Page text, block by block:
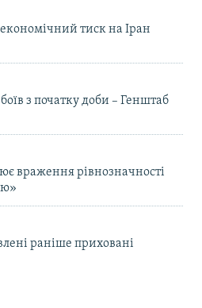
тиск на Іран
з початку доби – Генштаб
враження рівнозначності
раніше приховані